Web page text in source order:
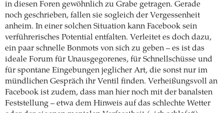
in diesen Foren gewöhnlich zu Grabe getragen. Gerade
noch geschrieben, fallen sie sogleich der Vergessenheit
anheim. In einer solchen Situation kann Facebook sein
verführerisches Potential entfalten. Verleitet es doch dazu,
ein paar schnelle Bonmots von sich zu geben – es ist das
ideale Forum für Unausgegorenes, für Schnellschüsse und
für spontane Eingebungen jeglicher Art, die sonst nur im
mündlichen Gespräch ihr Ventil finden. Verheißungsvoll an
Facebook ist zudem, dass man hier noch mit der banalsten
Feststellung – etwa dem Hinweis auf das schlechte Wetter